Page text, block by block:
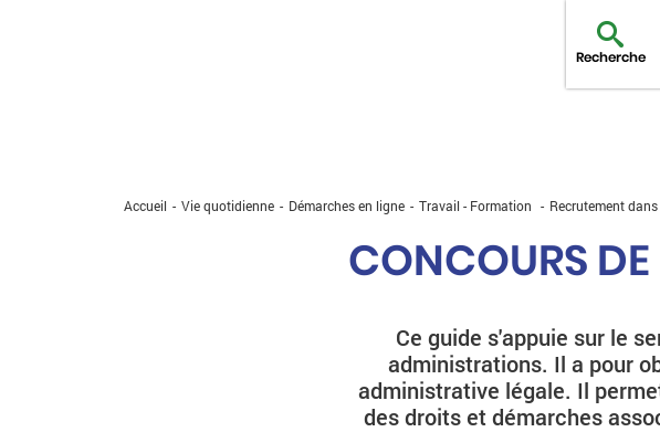
Recherche
Accueil Vie quotidienne Démarches en ligne Travail - Formation Recrutement
CONCOURS
Ce guide s'appuie sur le
administrations. Il a pour
administrative légale. Il
des droits et démarches